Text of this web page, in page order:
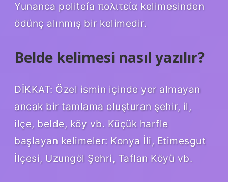
Yunanca politeía πολιτεία kelimesinden
ödünç alınmış bir kelimedir.
Belde kelimesi nasıl yazılır?
DİKKAT: Özel ismin içinde yer almayan
ancak bir tamlama oluşturan şehir, il,
ilçe, belde, köy vb. Küçük harfle
başlayan kelimeler: Konya İli, Etimesgut
İlçesi, Uzungöl Şehri, Taflan Köyü vb.